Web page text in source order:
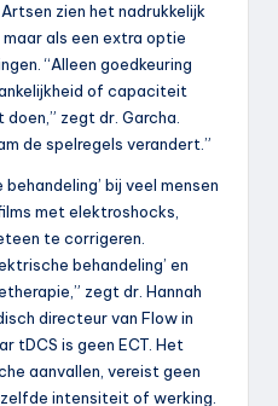
zien het nadrukkelijk
als een extra optie
“Alleen goedkeuring
of capaciteit
zegt dr. Garcha.
de spelregels verandert.”
bij veel mensen
met elektroshocks,
te corrigeren.
behandeling’ en
zegt dr. Hannah
directeur van Flow in
tDCS is geen ECT. Het
aanvallen, vereist geen
intensiteit of werking.